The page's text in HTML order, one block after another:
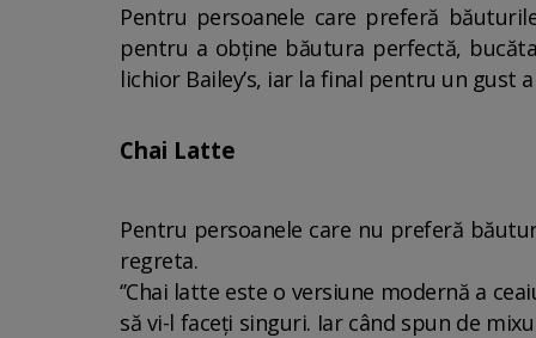
Pentru persoanele care preferă
pentru a obține băutura perfectă,
lichior Bailey’s, iar la final pentru un
Chai Latte
Pentru persoanele care nu preferă
regreta.
‘’Chai latte este o versiune modernă a
să vi-l faceți singuri. Iar când spun de